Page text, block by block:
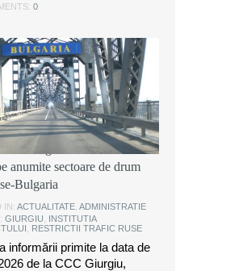
0
0
0
Prefectului: Măsuri
de organizare a traficului
anumite sectoare de drum
Bulgaria
IN: ACTUALITATE ADMINISTRATIE
GIURGIU
INSTITUTIA
RESTRICTII TRAFIC RUSE
informării primite la data de
de la CCC Giurgiu,